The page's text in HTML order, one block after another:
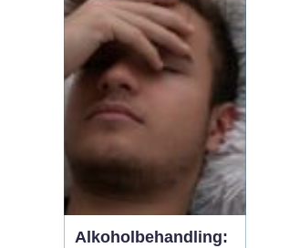
kan en advokat med
speciale i familieret være
forskellen på et
langvarigt opgør og en
løsning, som giver ro til
bå...
Alkoholbehandling: